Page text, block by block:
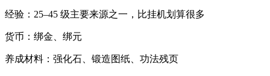
经验：25–45 级主要来源之一，比挂机划算很多
货币：绑金、绑元
养成材料：强化石、锻造图纸、功法残页